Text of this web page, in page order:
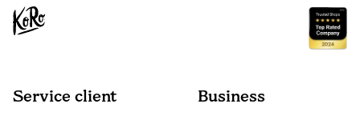
Service client Business